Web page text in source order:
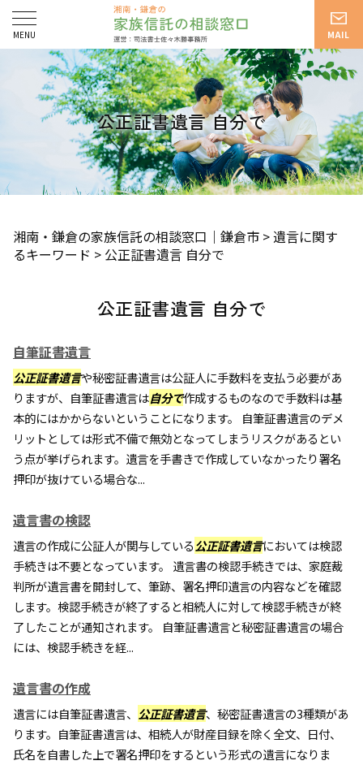
公正証書遺言 自分で
湘南・鎌倉の家族信託の相談窓口｜鎌倉市 >遺言に関す
るキーワード > 公正証書遺言 自分で
公正証書遺言 自分で
自筆証書遺言
公正証書遺言や秘密証書遺言は公証人に手数料を支払う必要があ
りますが、自筆証書遺言は自分で作成するものなので手数料は基
本的にはかからないということになります。 自筆証書遺言のデメ
リットとしては形式不備で無効となってしまうリスクがあるとい
う点が挙げられます。遺言を手書きで作成していなかったり署名
押印が抜けている場合な...
遺言書の検認
遺言の作成に公証人が関与している公正証書遺言においては検認
手続きは不要となっています。 遺言書の検認手続きでは、家庭裁
判所が遺言書を開封して、筆跡、署名押印遺言の内容などを確認
します。検認手続きが終了すると相続人に対して検認手続きが終
了したことが通知されます。 自筆証書遺言と秘密証書遺言の場合
には、検認手続きを経...
遺言書の作成
遺言には自筆証書遺言、 公正証書遺言、秘密証書遺言の3種類があ
ります。自筆証書遺言は、相続人が財産目録を除く全文、日付、
氏名を自書した上で署名押印をするという形式の遺言になりま